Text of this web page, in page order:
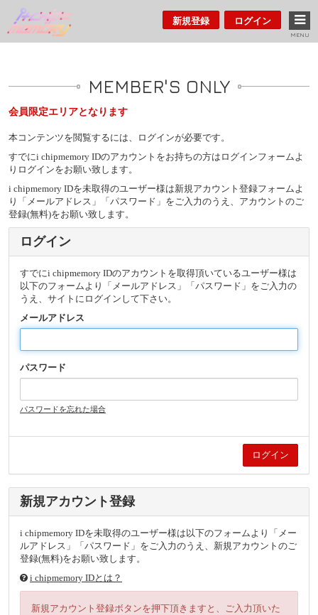
新規登録 ログイン
MENU
MEMBER'S ONLY
会員限定エリアとなります
本コンテンツを閲覧するには、ログインが必要です。
すでにi chipmemory IDのアカウントをお持ちの方はログインフォームよ
りログインをお願い致します。
i chipmemory IDを未取得のユーザー様は新規アカウント登録フォームよ
り「メールアドレス」「パスワード」をご入力のうえ、アカウントのご
登録(無料)をお願い致します。
ログイン
すでにi chipmemory IDのアカウントを取得頂いているユーザー様は
以下のフォームより「メールアドレス」「パスワード」をご入力の
うえ、サイトにログインして下さい。
メールアドレス
パスワード
パスワードを忘れた場合
新規アカウント登録
i chipmemory IDを未取得のユーザー様は以下のフォームより「メー
ルアドレス」「パスワード」をご入力のうえ、新規アカウントのご
登録(無料)をお願い致します。
i chipmemory IDとは？
新規アカウント登録ボタンを押下頂きますと、ご入力頂いた